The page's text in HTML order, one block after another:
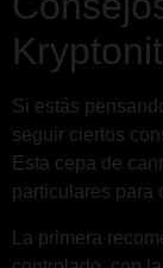
Si estás
seguir ciertos
Esta cepa de
particulares para
La primera